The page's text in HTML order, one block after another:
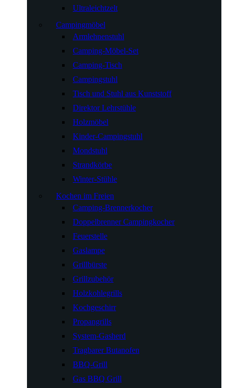
Ultraleichtzelt
Campingmöbel
Armlehnenstuhl
Camping-Möbel-Set
Camping-Tisch
Campingstuhl
Tisch und Stuhl aus Kunststoff
Direktor Lehrstühle
Holzmöbel
Kinder-Campingstuhl
Mondstuhl
Strandkörbe
Winter-Stühle
Kochen im Freien
Camping-Brennerkocher
Doppelbrenner Campingkocher
Feuerstelle
Gaslampe
Grillbürste
Grillzubehör
Holzkohlegrills
Kochgeschirr
Propangrills
System-Gasherd
Tragbarer Butanofen
BBQ-Grill
Gas BBQ Grill